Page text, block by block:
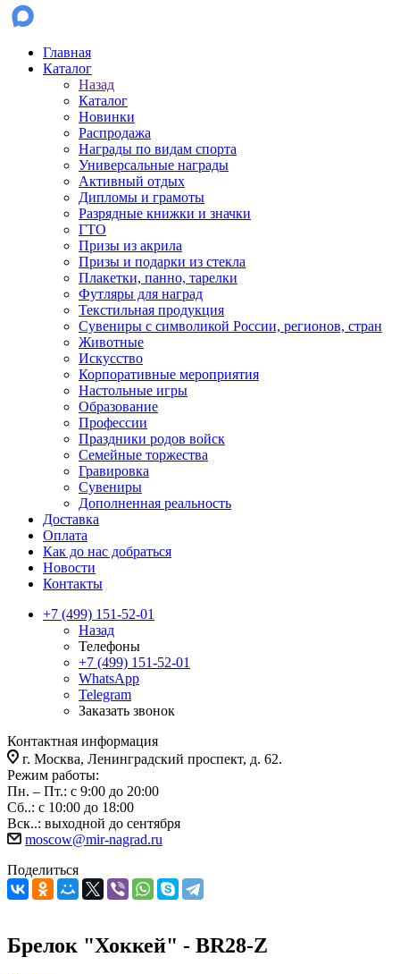
Главная
Каталог
Назад
Каталог
Новинки
Распродажа
Награды по видам спорта
Универсальные награды
Активный отдых
Дипломы и грамоты
Разрядные книжки и значки
ГТО
Призы из акрила
Призы и подарки из стекла
Плакетки, панно, тарелки
Футляры для наград
Текстильная продукция
Сувениры с символикой России, регионов, стран
Животные
Искусство
Корпоративные мероприятия
Настольные игры
Образование
Профессии
Праздники родов войск
Семейные торжества
Гравировка
Сувениры
Дополненная реальность
Доставка
Оплата
Как до нас добраться
Новости
Контакты
+7 (499) 151-52-01
Назад
Телефоны
+7 (499) 151-52-01
WhatsApp
Telegram
Заказать звонок
Контактная информация
г. Москва, Ленинградский проспект, д. 62.
Режим работы:
Пн. – Пт.: с 9:00 до 20:00
Сб..: с 10:00 до 18:00
Вск..: выходной до сентября
moscow@mir-nagrad.ru
Поделиться
Брелок "Хоккей" - BR28-Z